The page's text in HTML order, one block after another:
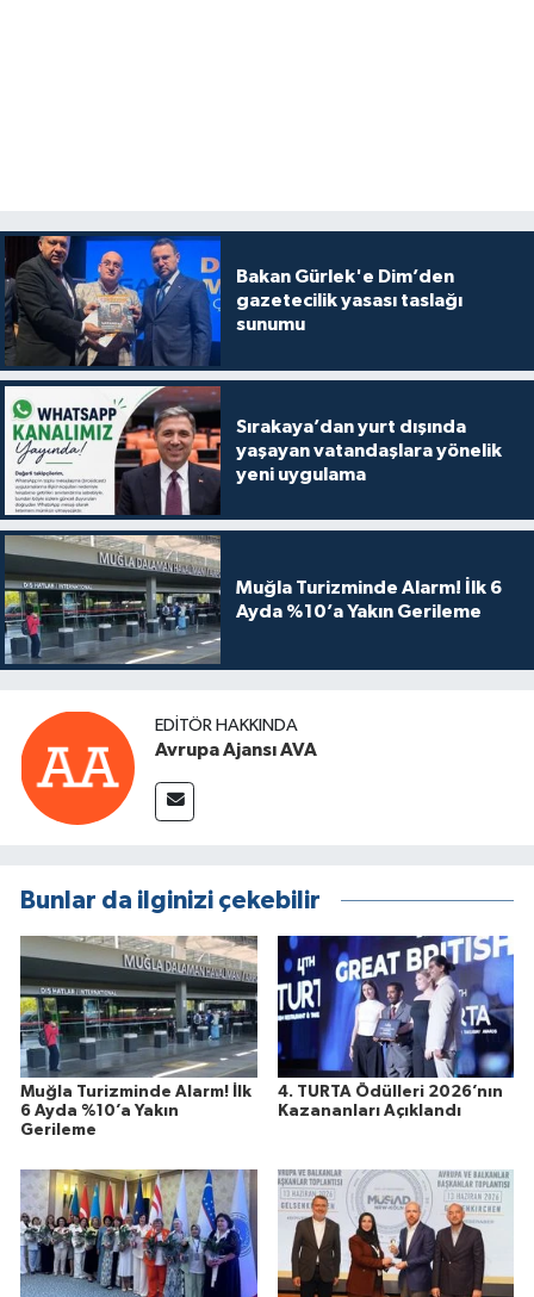
Bakan Gürlek'e Dim’den
gazetecilik yasası taslağı
sunumu
Sırakaya’dan yurt dışında
yaşayan vatandaşlara yönelik
yeni uygulama
Muğla Turizminde Alarm! İlk 6
Ayda %10’a Yakın Gerileme
EDITÖR HAKKINDA
Avrupa Ajansı AVA
Bunlar da ilginizi çekebilir
Muğla Turizminde Alarm! İlk
6 Ayda %10’a Yakın
Gerileme
4. TURTA Ödülleri 2026’nın
Kazananları Açıklandı